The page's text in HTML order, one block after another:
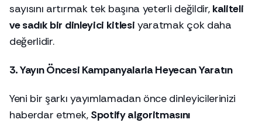
sayısını artırmak tek başına yeterli değildir, kaliteli
ve sadık bir dinleyici kitlesi yaratmak çok daha
değerlidir.
3. Yayın Öncesi Kampanyalarla Heyecan Yaratın
Yeni bir şarkı yayımlamadan önce dinleyicilerinizi
haberdar etmek, Spotify algoritmasını